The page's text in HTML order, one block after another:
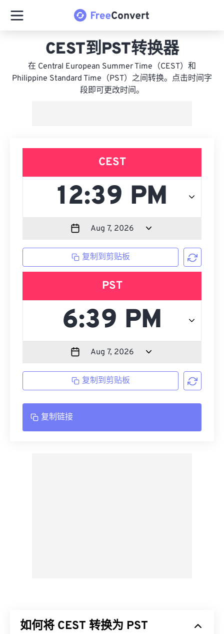
CEST到PST转换器
在 Central European Summer Time（CEST）和
Philippine Standard Time（PST）之间转换。点击时间字
段即可更改时间。
CEST
复制到剪贴板
PST
复制到剪贴板
复制链接
如何将 CEST 转换为 PST